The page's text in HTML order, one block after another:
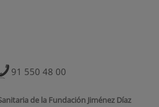
91 550 48 00
de la Fundación Jiménez Díaz